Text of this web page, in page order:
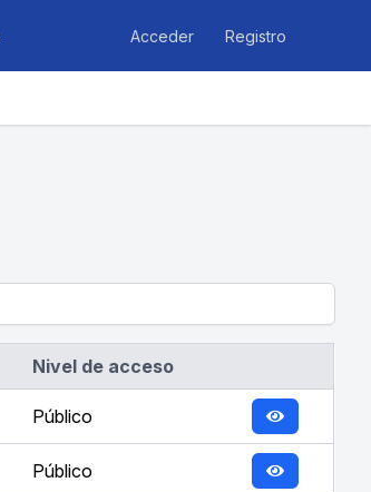
Acceder Registro
Nivel de acceso
Público
Público